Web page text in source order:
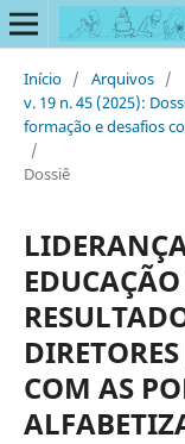
Início / Arquivos /
v. 19 n. 45 (2025):
formação e desafios
/
Dossiê
COM AS